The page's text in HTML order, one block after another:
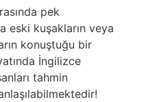
pek
eski kuşakların veya
konuştuğu bir
İngilizce
tahmin